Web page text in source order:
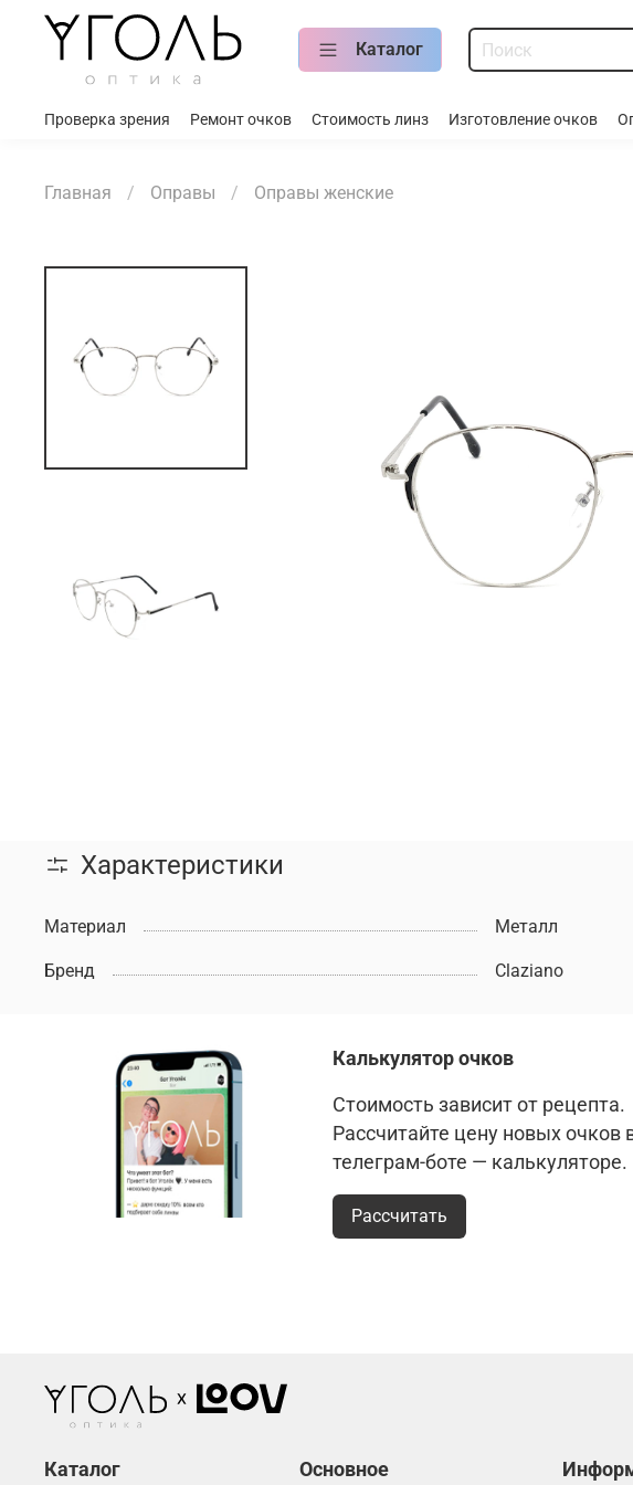
Каталог
Проверка зрения Ремонт очков Стоимость линз Изготовление очков
Главная Оправы Оправы женские
Характеристики
Материал Металл
Бренд Claziano
Калькулятор очков
Стоимость зависит от рецепта.
Рассчитайте цену новых очков
телеграм-боте — калькуляторе.
Рассчитать
Каталог Основное